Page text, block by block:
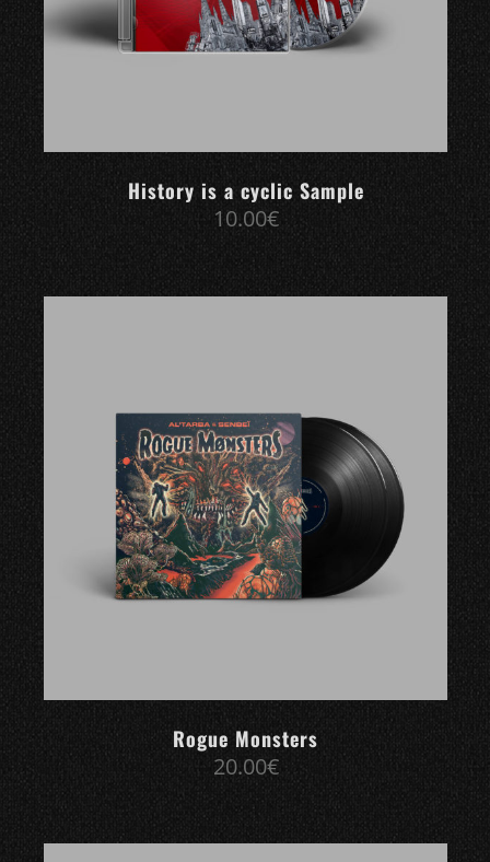
History is a cyclic Sample
10.00€
Rogue Monsters
20.00€